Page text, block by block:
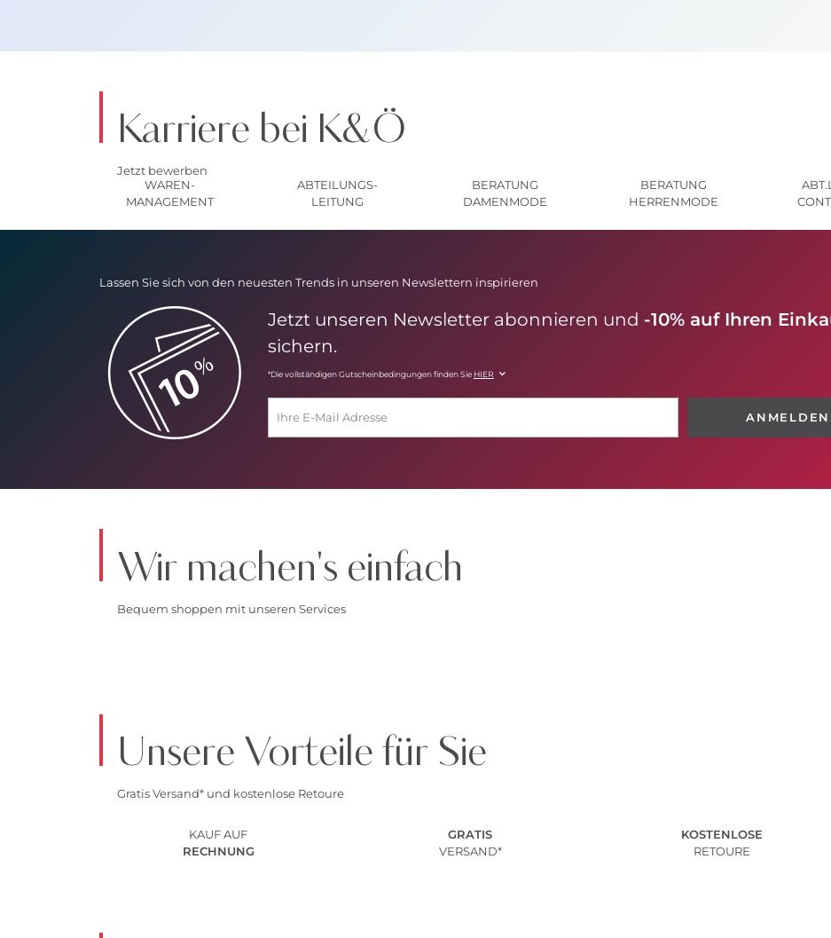
Karriere bei K&Ö
Jetzt bewerben
WAREN-
MANAGEMENT
ABTEILUNGS-
LEITUNG
BERATUNG
DAMENMODE
BERATUNG
HERRENMODE
Lassen Sie sich von den neuesten Trends in unseren Newslettern inspirieren
Jetzt unseren Newsletter abonnieren und -10% auf Ihren
sichern.
*Die vollständigen Gutscheinbedingungen finden Sie HIER
ANMELDEN
Wir machen's einfach
Bequem shoppen mit unseren Services
Unsere Vorteile für Sie
Gratis Versand* und kostenlose Retoure
KAUF AUF
RECHNUNG
GRATIS
VERSAND*
KOSTENLOSE
RETOURE